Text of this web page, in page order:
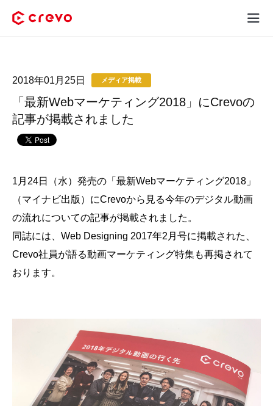
採用コンテンツ制作
サービス
制作実績
料金
お客様の声
お役立ち情報
会社概要
- 動画に関するご相談はこちら -
お問合わせ・無料見積もり
「最新Webマーケティング2018」にCrevoの
記事が掲載されました
メディア掲載
2018年01月25日
1月24日（水）発売の「最新Webマーケティング2018」
（マイナビ出版）にCrevoから見る今年のデジタル動画
の流れについての記事が掲載されました。
同誌には、Web Designing 2017年2月号に掲載された、
Crevo社員が語る動画マーケティング特集も再掲されて
おります。